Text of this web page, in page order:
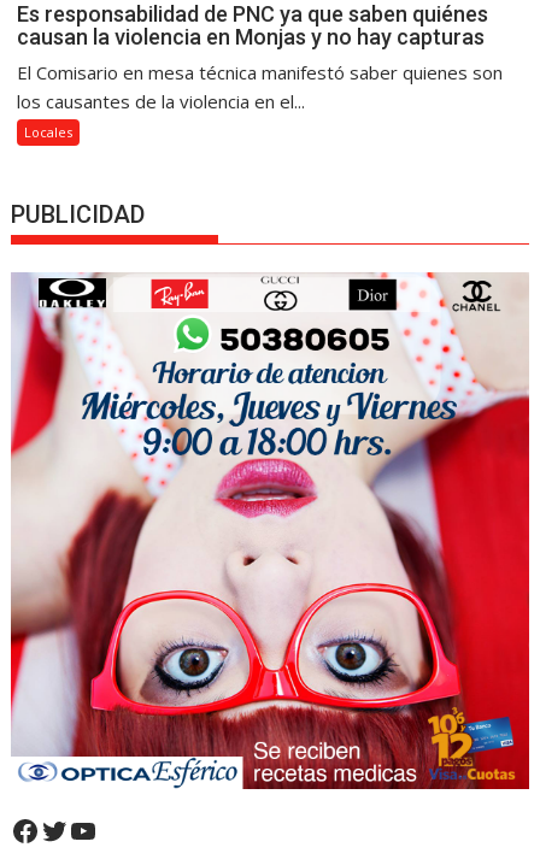
Es responsabilidad de PNC ya que saben quiénes
causan la violencia en Monjas y no hay capturas
El Comisario en mesa técnica manifestó saber quienes son
los causantes de la violencia en el...
Locales
PUBLICIDAD
Facebook
Twitter
YouTube